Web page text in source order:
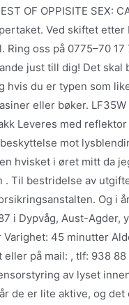
OF OPPISITE SEX:
Ved skiftet
Ring oss på 0775–70
just till dig! Det
hvis du er typen som
eller bøker.
Leveres med
mot
hvisket i øret mitt da
. Til bestridelse av
Og i
i Dypvåg, Aust-
Varighet: 45 minutter
på mail: , tlf: 938
av lyset
de er lite aktive, og